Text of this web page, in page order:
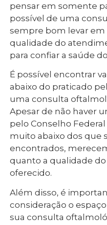
pensar em somente
possível de uma
sempre bom levar em
qualidade do
para confiar a saúde
É possível encontrar
abaixo do praticado
uma consulta
Apesar de não haver
pelo Conselho
muito abaixo dos que
encontrados,
quanto a qualidade
oferecido.
Além disso, é
consideração o
sua consulta